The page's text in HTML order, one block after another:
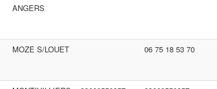
ANGERS
MOZE S/LOUET 06 75 18 53 70